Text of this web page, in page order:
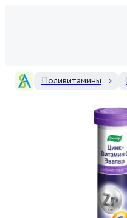
Поливитамины